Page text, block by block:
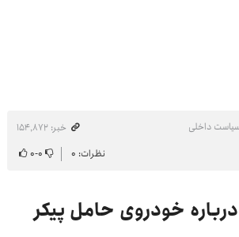
داخلی
خبر: ۱۵۴٬۸۷۲
نظرات: ۰ ۰-۰
خودروی حامل پیکر